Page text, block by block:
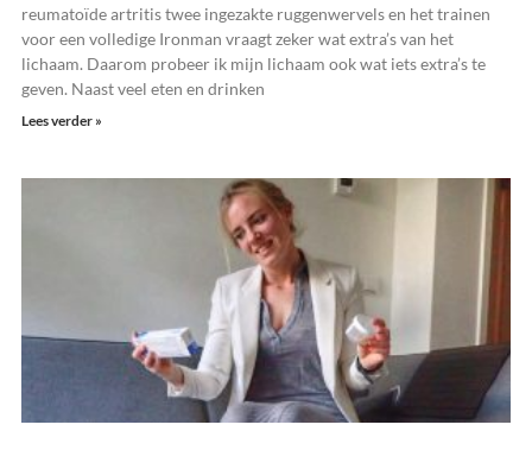
reumatoïde artritis twee ingezakte ruggenwervels en het trainen
voor een volledige Ironman vraagt zeker wat extra’s van het
lichaam. Daarom probeer ik mijn lichaam ook wat iets extra’s te
geven. Naast veel eten en drinken
Lees verder »